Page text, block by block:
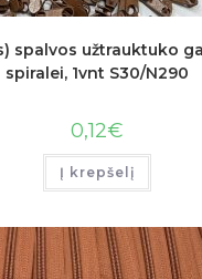
spalvos užtrauktuko
spiralei, 1vnt S30/N290
0,12€
Į krepšelį